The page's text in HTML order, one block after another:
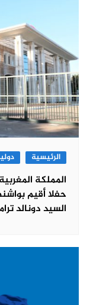
الرئيسية
المملكة
حفلا أقيم
السيد دونالد